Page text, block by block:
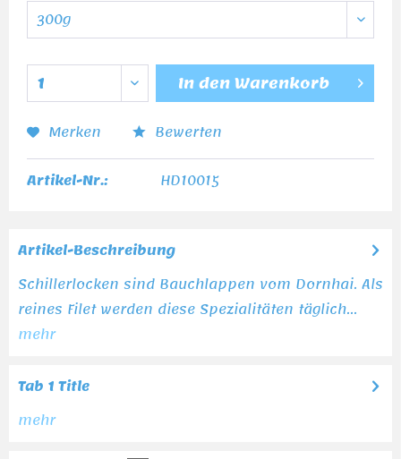
In denWarenkorb
Merken
Bewerten
Artikel-Nr.:
HD10015
Artikel-Beschreibung
Schillerlocken sind Bauchlappen vom Dornhai. Als
reines Filet werden diese Spezialitäten täglich...
mehr
Tab 1 Title
mehr